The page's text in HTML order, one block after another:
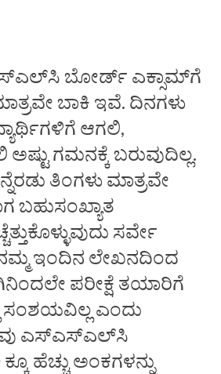
ಬೋರ್ಡ್‌ ಎಕ್ಸಾಮ್‌ಗೆ
ಬಾಕಿ ಇವೆ. ದಿನಗಳು
ಆಗಲಿ,
ಗಮನಕ್ಕೆ ಬರುವುದಿಲ್ಲ.
ತಿಂಗಳು ಮಾತ್ರವೇ
ಬಹುಸಂಖ್ಯಾತ
ಸರ್ವೇ
ಇಂದಿನ ಲೇಖನದಿಂದ
ಪರೀಕ್ಷೆ ತಯಾರಿಗೆ
ಸಂಶಯವಿಲ್ಲ ಎಂದು
ಎಸ್‌ಎಸ್‌ಎಲ್‌ಸಿ
ಹೆಚ್ಚು ಅಂಕಗಳನ್ನು